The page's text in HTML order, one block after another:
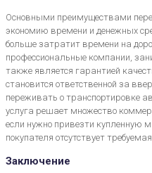
Основными преимуществами
экономию времени и денежных
больше затратит времени на
профессиональные компании,
также является гарантией
становится ответственной за
переживать о транспортировке
услуга решает множество
если нужно привезти купленную
покупателя отсутствует
Заключение